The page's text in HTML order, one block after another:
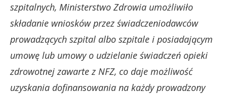
szpitalnych, Ministerstwo Zdrowia umożliwiło
składanie wniosków przez świadczeniodawców
prowadzących szpital albo szpitale i posiadającym
umowę lub umowy o udzielanie świadczeń opieki
zdrowotnej zawarte z NFZ, co daje możliwość
uzyskania dofinansowania na każdy prowadzony